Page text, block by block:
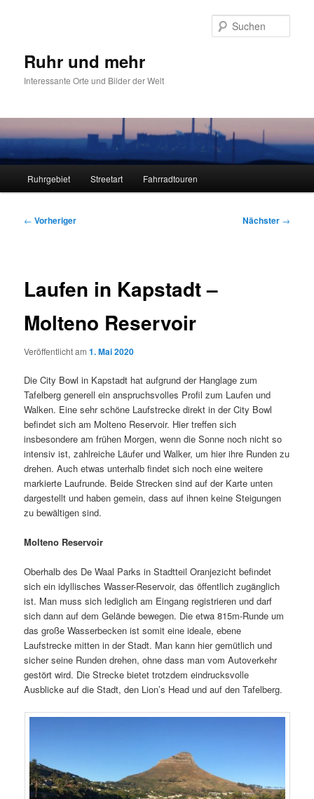
Ruhr und mehr
Interessante Orte und Bilder der Welt
Ruhrgebiet Streetart Fahrradtouren
Beitragsnavigation
← Vorheriger Nächster →
Laufen in Kapstadt –
Molteno Reservoir
Veröffentlicht am1. Mai 2020
Die City Bowl in Kapstadt hat aufgrund der Hanglage zum
Tafelberg generell ein anspruchsvolles Profil zum Laufen und
Walken. Eine sehr schöne Laufstrecke direkt in der City Bowl
befindet sich am Molteno Reservoir. Hier treffen sich
insbesondere am frühen Morgen, wenn die Sonne noch nicht so
intensiv ist, zahlreiche Läufer und Walker, um hier ihre Runden zu
drehen. Auch etwas unterhalb findet sich noch eine weitere
markierte Laufrunde. Beide Strecken sind auf der Karte unten
dargestellt und haben gemein, dass auf ihnen keine Steigungen
zu bewältigen sind.
Molteno Reservoir
Oberhalb des De Waal Parks in Stadtteil Oranjezicht befindet
sich ein idyllisches Wasser-Reservoir, das öffentlich zugänglich
ist. Man muss sich lediglich am Eingang registrieren und darf
sich dann auf dem Gelände bewegen. Die etwa 815m-Runde um
das große Wasserbecken ist somit eine ideale, ebene
Laufstrecke mitten in der Stadt. Man kann hier gemütlich und
sicher seine Runden drehen, ohne dass man vom Autoverkehr
gestört wird. Die Strecke bietet trotzdem eindrucksvolle
Ausblicke auf die Stadt, den Lion’s Head und auf den Tafelberg.